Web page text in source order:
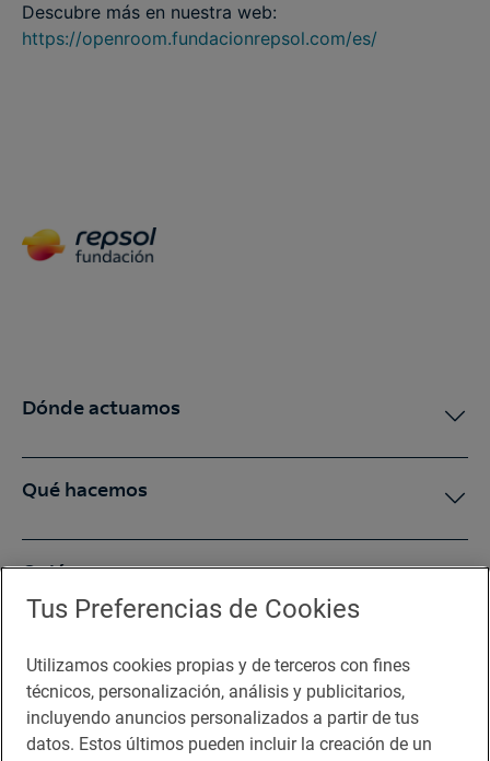
Descubre más en nuestra web:
https://openroom.fundacionrepsol.com/es/
Dónde actuamos
Qué hacemos
Quiénes somos
Sala de prensa
Te puede interesar
Tus Preferencias de Cookies
Utilizamos cookies propias y de terceros con fines
técnicos, personalización, análisis y publicitarios,
incluyendo anuncios personalizados a partir de tus
datos. Estos últimos pueden incluir la creación de un